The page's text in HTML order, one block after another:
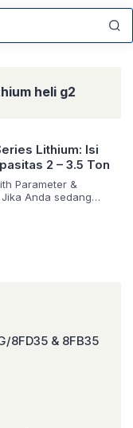
heli g2
Lithium: Isi
2 – 3.5 Ton
Parameter &
Jika Anda sedang
8FD35 & 8FB35